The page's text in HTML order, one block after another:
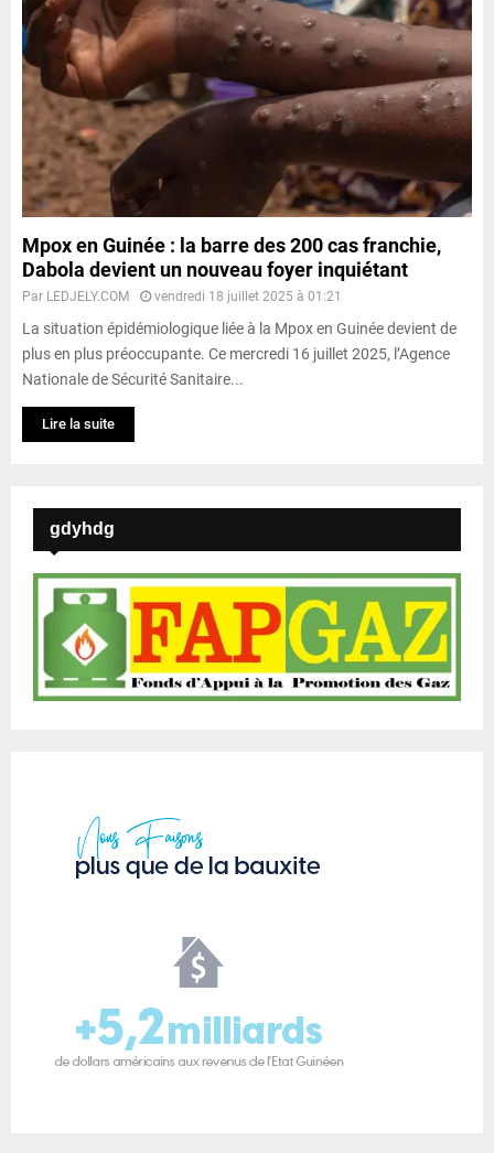
Mpox en Guinée : la barre des 200 cas franchie,
Dabola devient un nouveau foyer inquiétant
Par LEDJELY.COM vendredi 18 juillet 2025 à 01:21
La situation épidémiologique liée à la Mpox en Guinée devient de
plus en plus préoccupante. Ce mercredi 16 juillet 2025, l’Agence
Nationale de Sécurité Sanitaire...
Lire la suite
gdyhdg